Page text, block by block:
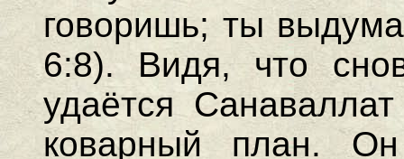
говоришь; ты
6:8). Видя, что
удаётся
коварный план.